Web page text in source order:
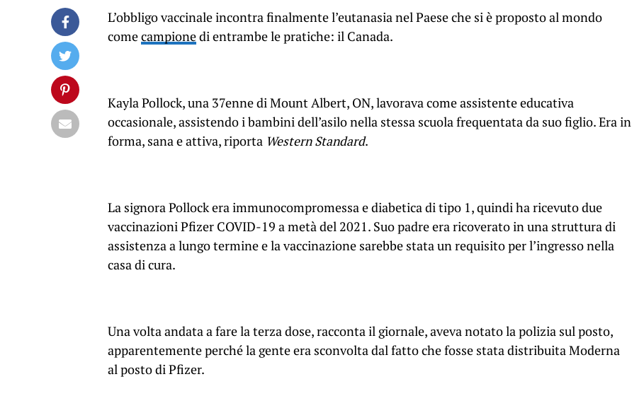
L’obbligo vaccinale incontra finalmente l’eutanasia nel Paese che si è proposto al mondo
comecampionedi entrambe le pratiche: il Canada.
Kayla Pollock, una 37enne di Mount Albert, ON, lavorava come assistente educativa
occasionale, assistendo i bambini dell’asilo nella stessa scuola frequentata da suo figlio. Era in
forma, sana e attiva, riporta Western Standard.
La signora Pollock era immunocompromessa e diabetica di tipo 1, quindi ha ricevuto due
vaccinazioni Pfizer COVID-19 a metà del 2021. Suo padre era ricoverato in una struttura di
assistenza a lungo termine e la vaccinazione sarebbe stata un requisito per l’ingresso nella
casa di cura.
Una volta andata a fare la terza dose, racconta il giornale, aveva notato la polizia sul posto,
apparentemente perché la gente era sconvolta dal fatto che fosse stata distribuita Moderna
al posto di Pfizer.